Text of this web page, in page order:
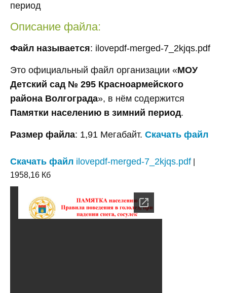
период
Описание файла:
Файл называется: ilovepdf-merged-7_2kjqs.pdf
Это официальный файл организации «МОУ
Детский сад № 295 Красноармейского
района Волгограда», в нём содержится
Памятки населению в зимний период.
Размер файла: 1,91 Мегабайт. Скачать файл
Скачать файл ilovepdf-merged-7_2kjqs.pdf
1958,16 Кб